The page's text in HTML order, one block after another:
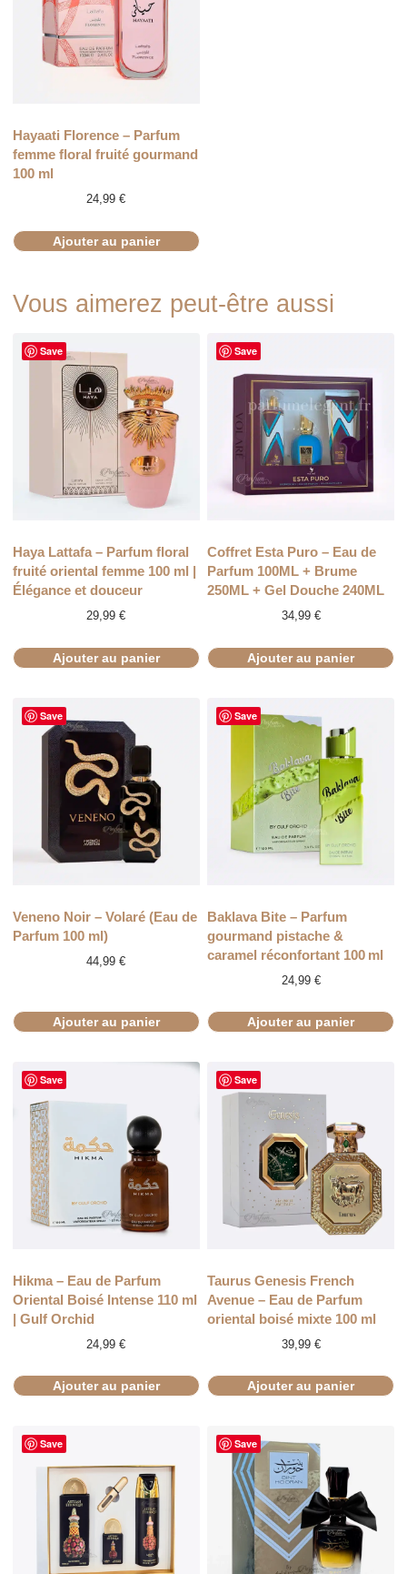
Hayaati Florence – Parfum
femme floral fruité gourmand
100 ml
24,99€
Ajouter au panier
Vous aimerez peut-être aussi
Save
Haya Lattafa – Parfum floral
fruité oriental femme 100 ml |
Élégance et douceur
29,99€
Ajouter au panier
Save
Coffret Esta Puro – Eau de
Parfum 100ML + Brume
250ML + Gel Douche 240ML
34,99 €
Ajouter au panier
Save
Veneno Noir – Volaré (Eau de
Parfum 100 ml)
44,99€
Ajouter au panier
Save
Baklava Bite – Parfum
gourmand pistache &
caramel réconfortant 100 ml
24,99 €
Ajouter au panier
Save
Hikma – Eau de Parfum
Oriental Boisé Intense 110 ml
| Gulf Orchid
24,99€
Ajouter au panier
Save
Taurus Genesis French
Avenue – Eau de Parfum
oriental boisé mixte 100 ml
39,99 €
Ajouter au panier
Save Save